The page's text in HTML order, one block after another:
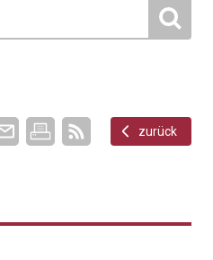
zurück